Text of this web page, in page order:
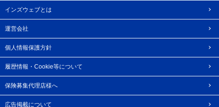
インズウェブとは
運営会社
個人情報保護方針
履歴情報・Cookie等について
保険募集代理店様へ
広告掲載について